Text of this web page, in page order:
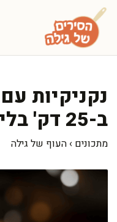
לדלג
לתוכן
נקניקיות
ב-25 דק' בלי סירים רבים
מתכונים › העוף של גילה